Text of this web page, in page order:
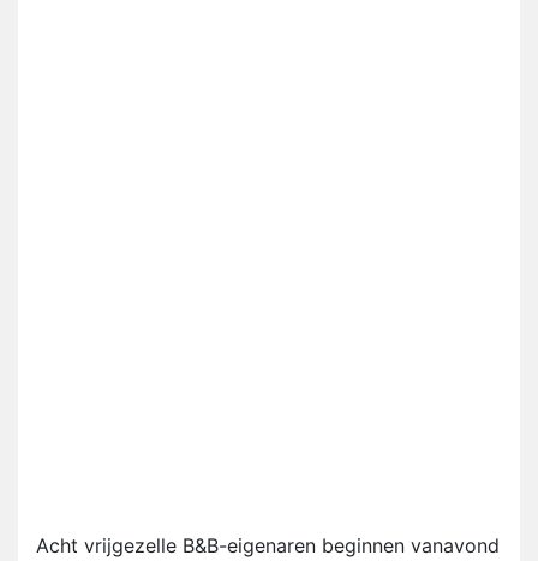
Acht vrijgezelle B&B-eigenaren beginnen vanavond